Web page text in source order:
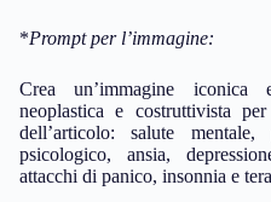
*Prompt per l’immagine:
Crea un’immagine iconica
neoplastica e costruttivista
dell’articolo: salute
psicologico, ansia,
attacchi di panico, insonnia e